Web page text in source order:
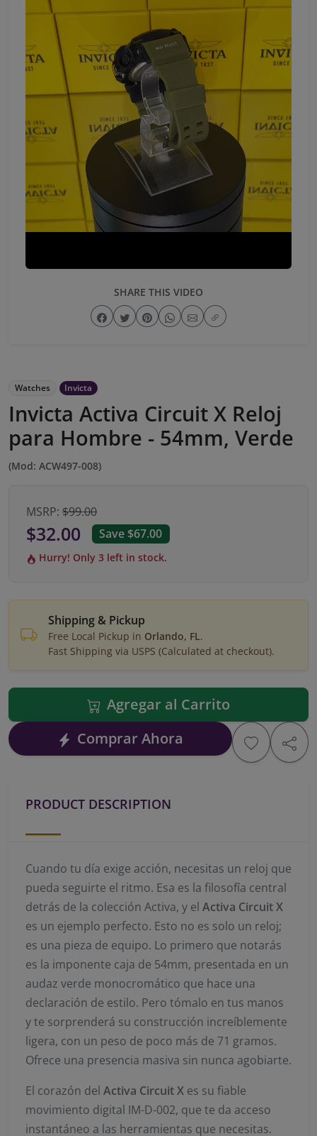
SHARE THIS VIDEO
Watches Invicta
Invicta Activa Circuit X Reloj
para Hombre - 54mm, Verde
(Mod: ACW497-008)
MSRP: $99.00
$32.00 Save $67.00
Hurry! Only 3 left in stock.
Shipping & Pickup
Free Local Pickup in Orlando, FL.
Fast Shipping via USPS (Calculated at checkout).
Agregar al Carrito
Comprar Ahora
PRODUCT DESCRIPTION
Cuando tu día exige acción, necesitas un reloj que
pueda seguirte el ritmo. Esa es la filosofía central
detrás de la colección Activa, y el Activa Circuit X
es un ejemplo perfecto. Esto no es solo un reloj;
es una pieza de equipo. Lo primero que notarás
es la imponente caja de 54mm, presentada en un
audaz verde monocromático que hace una
declaración de estilo. Pero tómalo en tus manos
y te sorprenderá su construcción increíblemente
ligera, con un peso de poco más de 71 gramos.
Ofrece una presencia masiva sin nunca agobiarte.
El corazón del Activa Circuit X es su fiable
movimiento digital IM-D-002, que te da acceso
instantáneo a las herramientas que necesitas.